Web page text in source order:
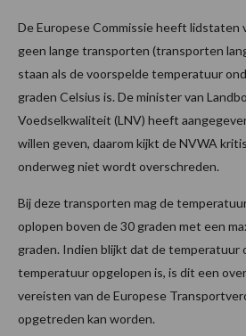
De Europese Commissie heeft lidstaten
geen lange transporten (transporten
staan als de voorspelde temperatuur
graden Celsius is. De minister van
Voedselkwaliteit (LNV) heeft
willen geven, daarom kijkt de NVWA
onderweg niet wordt overschreden.
Bij deze transporten mag de
oplopen boven de 30 graden met een
graden. Indien blijkt dat de temperatuur
temperatuur opgelopen is, is dit een
vereisten van de Europese
opgetreden kan worden.